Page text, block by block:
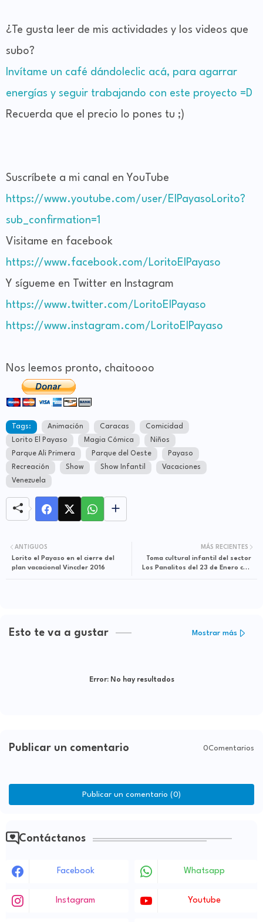
¿Te gusta leer de mis actividades y los videos que
subo?
Invítame un café dándoleclic acá, para agarrar
energías y seguir trabajando con este proyecto =D
Recuerda que el precio lo pones tu ;)
Suscríbete a mi canal en YouTube
https://www.youtube.com/user/ElPayasoLorito?
sub_confirmation=1
Visitame en facebook
https://www.facebook.com/LoritoElPayaso
Y sígueme en Twitter en Instagram
https://www.twitter.com/LoritoElPayaso
https://www.instagram.com/LoritoElPayaso
Nos leemos pronto, chaitoooo
Tags: Animación Caracas
Comicidad
Lorito El Payaso
Magia Cómica
Niños
Parque Ali Primera
Parque del Oeste
Payaso
Recreación
Show Show Infantil
Vacaciones
Venezuela
MÁS RECIENTES
Toma cultural infantil del sector
Los Panalitos del 23 de Enero con
ANTIGUOS
Lorito el Payaso en el cierre del
plan vacacional Vinccler 2016
Esto te va a gustar Mostrar más
Error:No hay resultados
Publicar un comentario 0Comentarios
Publicar un comentario (0)
Contáctanos
Facebook Whatsapp
Instagram Youtube